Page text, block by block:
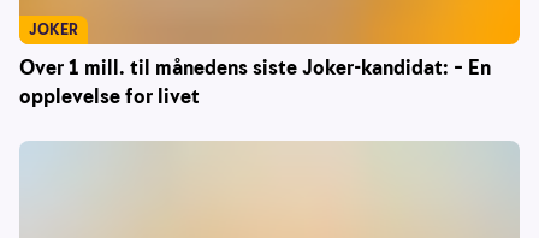
Over 1 mill. til månedens siste Joker-kandidat: – En
opplevelse for livet
JOKER